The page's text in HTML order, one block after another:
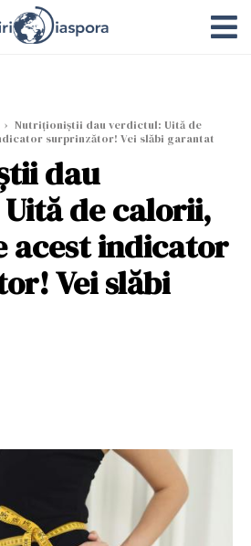
› Nutriționiștii dau verdictul: Uită de
surprinzător! Vei slăbi garantat
dau
de calorii,
acest indicator
Vei slăbi